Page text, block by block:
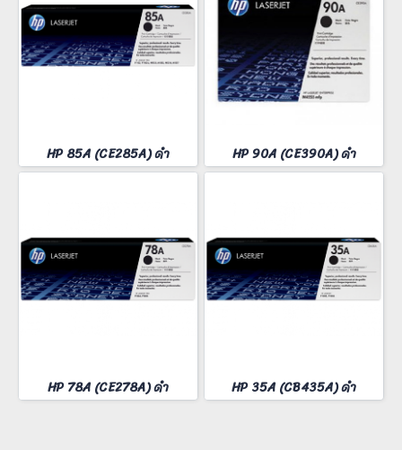
HP 85A (CE285A) ดำ HP 90A (CE390A) ดำ
HP 78A (CE278A) ดำ HP 35A (CB435A) ดำ